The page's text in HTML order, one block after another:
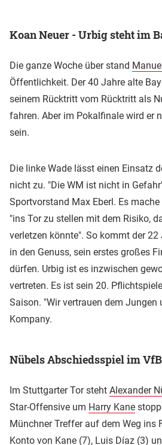
Koan Neuer - Urbig steht im
Die ganze Woche über stand
Öffentlichkeit. Der 40 Jahre alte
seinem Rücktritt vom Rücktritt als
fahren. Aber im Pokalfinale wird er
sein.
Die linke Wade lässt einen Einsatz
nicht zu. "Die WM ist nicht in
Sportvorstand Max Eberl. Es
"ins Tor zu stellen mit dem Risiko,
verletzen könnte". So kommt der
in den Genuss, sein erstes großes
dürfen. Urbig ist es inzwischen
vertreten. Es ist sein 20.
Saison. "Wir vertrauen dem Jungen
Kompany.
Nübels Abschiedsspiel im
Im Stuttgarter Tor steht Alexander
Star-Offensive um Harry Kane
Münchner Treffer auf dem Weg ins
Konto von Kane (7), Luis Díaz (3)